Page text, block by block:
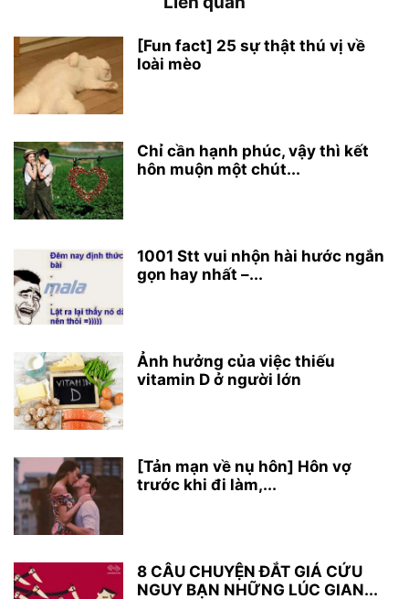
[Fun fact] 25 sự thật thú vị về
loài mèo
Chỉ cần hạnh phúc, vậy thì kết
hôn muộn một chút...
1001 Stt vui nhộn hài hước ngắn
gọn hay nhất –...
Ảnh hưởng của việc thiếu
vitamin D ở người lớn
[Tản mạn về nụ hôn] Hôn vợ
trước khi đi làm,...
8 CÂU CHUYỆN ĐẮT GIÁ CỨU
NGUY BẠN NHỮNG LÚC GIAN...